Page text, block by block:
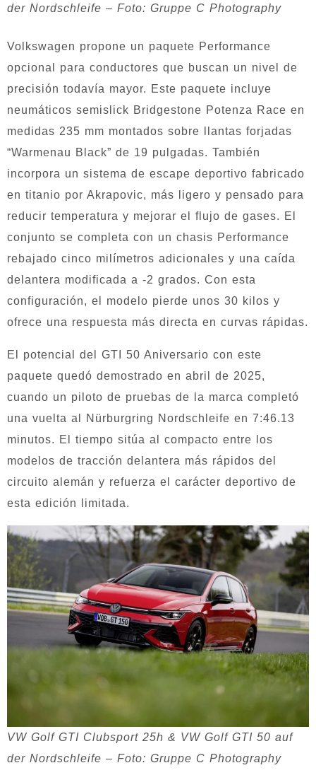
der Nordschleife – Foto: Gruppe C Photography
Volkswagen propone un paquete Performance
opcional para conductores que buscan un nivel de
precisión todavía mayor. Este paquete incluye
neumáticos semislick Bridgestone Potenza Race en
medidas 235 mm montados sobre llantas forjadas
“Warmenau Black” de 19 pulgadas. También
incorpora un sistema de escape deportivo fabricado
en titanio por Akrapovic, más ligero y pensado para
reducir temperatura y mejorar el flujo de gases. El
conjunto se completa con un chasis Performance
rebajado cinco milímetros adicionales y una caída
delantera modificada a -2 grados. Con esta
configuración, el modelo pierde unos 30 kilos y
ofrece una respuesta más directa en curvas rápidas.
El potencial del GTI 50 Aniversario con este
paquete quedó demostrado en abril de 2025,
cuando un piloto de pruebas de la marca completó
una vuelta al Nürburgring Nordschleife en 7:46.13
minutos. El tiempo sitúa al compacto entre los
modelos de tracción delantera más rápidos del
circuito alemán y refuerza el carácter deportivo de
esta edición limitada.
VW Golf GTI Clubsport 25h & VW Golf GTI 50 auf
der Nordschleife – Foto: Gruppe C Photography